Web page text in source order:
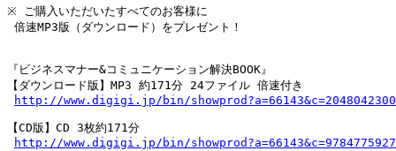
※ ご購入いただいたすべてのお客様に
倍速MP3版（ダウンロード）をプレゼント！
『ビジネスマナー&コミュニケーション解決BOOK』
【ダウンロード版】MP3 約171分 24ファイル 倍速付き
http://www.digigi.jp/bin/
【CD版】CD 3枚約171分
http://www.digigi.jp/bin/